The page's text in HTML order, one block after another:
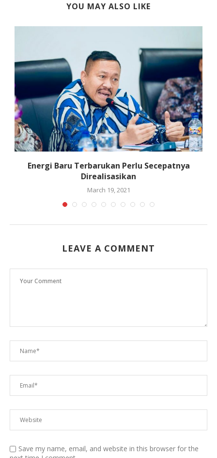
YOU MAY ALSO LIKE
Energi Baru Terbarukan Perlu Secepatnya
Direalisasikan
March 19, 2021
LEAVE A COMMENT
Save my name, email, and website in this browser for the